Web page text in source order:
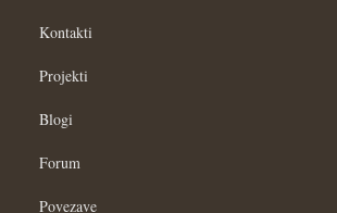
Kontakti
Projekti
Blogi
Forum
Povezave